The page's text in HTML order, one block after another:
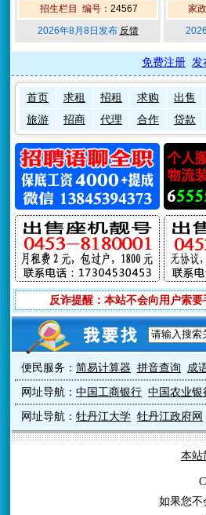
招生栏目 编号： 24567
2026年8月8日发布 反馈
家
免费注册 发
首页 求租 招租 求购 出售
旅游
招商 代理 合作 贷款
反诈提醒：本站不会向用户索
便民服务： 简易计算器 拼音查询 成
网址导航： 中国工商银行 中国农业银
网址导航： 牡丹江大学 牡丹江政府网
本站
如果您不